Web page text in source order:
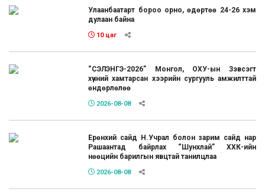
Улаанбаатарт бороо орно, өдөртөө 24-26 хэм
дулаан байна
10 цаг
“СЭЛЭНГЭ-2026” Монгол, ОХУ-ын Зэвсэгт
хүчний хамтарсан хээрийн сургууль амжилттай
өндөрлөлөө
2026-08-08
Ерөнхий сайд Н.Учрал болон зарим сайд нар
Рашаантад байрлах “Шунхлай” ХХК-ийн
нөөцийн барилгын явцтай танилцлаа
2026-08-08